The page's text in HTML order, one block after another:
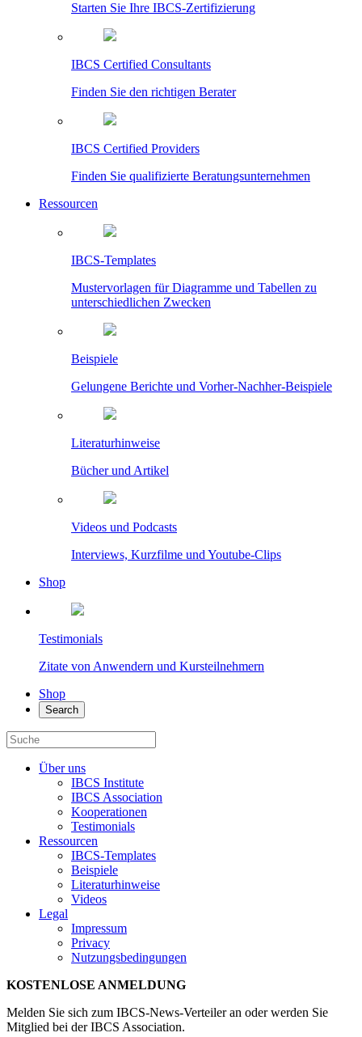
Starten Sie Ihre IBCS-Zertifizierung
IBCS Certified Consultants
Finden Sie den richtigen Berater
IBCS Certified Providers
Finden Sie qualifizierte Beratungsunternehmen
Ressourcen
IBCS-Templates
Mustervorlagen für Diagramme und Tabellen zu
unterschiedlichen Zwecken
Beispiele
Gelungene Berichte und Vorher-Nachher-Beispiele
Literaturhinweise
Bücher und Artikel
Videos und Podcasts
Interviews, Kurzfilme und Youtube-Clips
Shop
Testimonials
Zitate von Anwendern und Kursteilnehmern
Shop
Search
Über uns
IBCS Institute
IBCS Association
Kooperationen
Testimonials
Ressourcen
IBCS-Templates
Beispiele
Literaturhinweise
Videos
Legal
Impressum
Privacy
Nutzungsbedingungen
KOSTENLOSE ANMELDUNG
Melden Sie sich zum IBCS-News-Verteiler an oder werden Sie
Mitglied bei der IBCS Association.